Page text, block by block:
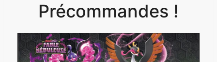
Précommandes !